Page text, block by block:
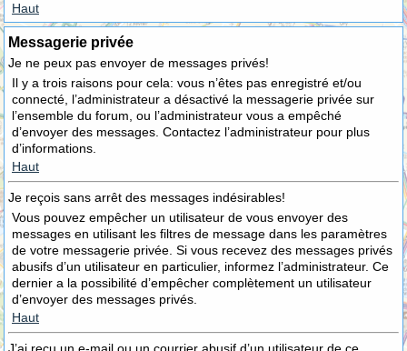
Haut
Messagerie privée
Je ne peux pas envoyer de messages privés!
Il y a trois raisons pour cela: vous n’êtes pas enregistré et/ou
connecté, l’administrateur a désactivé la messagerie privée sur
l’ensemble du forum, ou l’administrateur vous a empêché
d’envoyer des messages. Contactez l’administrateur pour plus
d’informations.
Haut
Je reçois sans arrêt des messages indésirables!
Vous pouvez empêcher un utilisateur de vous envoyer des
messages en utilisant les filtres de message dans les paramètres
de votre messagerie privée. Si vous recevez des messages privés
abusifs d’un utilisateur en particulier, informez l’administrateur. Ce
dernier a la possibilité d’empêcher complètement un utilisateur
d’envoyer des messages privés.
Haut